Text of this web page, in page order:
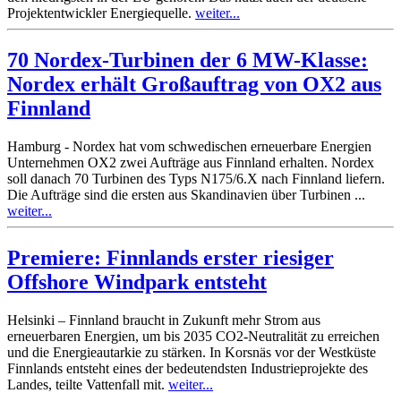
Projektentwickler Energiequelle. weiter...
70 Nordex-Turbinen der 6 MW-Klasse:
Nordex erhält Großauftrag von OX2 aus
Finnland
Hamburg - Nordex hat vom schwedischen erneuerbare Energien
Unternehmen OX2 zwei Aufträge aus Finnland erhalten. Nordex
soll danach 70 Turbinen des Typs N175/6.X nach Finnland liefern.
Die Aufträge sind die ersten aus Skandinavien über Turbinen ...
weiter...
Premiere: Finnlands erster riesiger
Offshore Windpark entsteht
Helsinki – Finnland braucht in Zukunft mehr Strom aus
erneuerbaren Energien, um bis 2035 CO2-Neutralität zu erreichen
und die Energieautarkie zu stärken. In Korsnäs vor der Westküste
Finnlands entsteht eines der bedeutendsten Industrieprojekte des
Landes, teilte Vattenfall mit. weiter...